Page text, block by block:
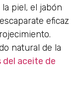
piel, el jabón
eficaz
natural de la
del aceite de